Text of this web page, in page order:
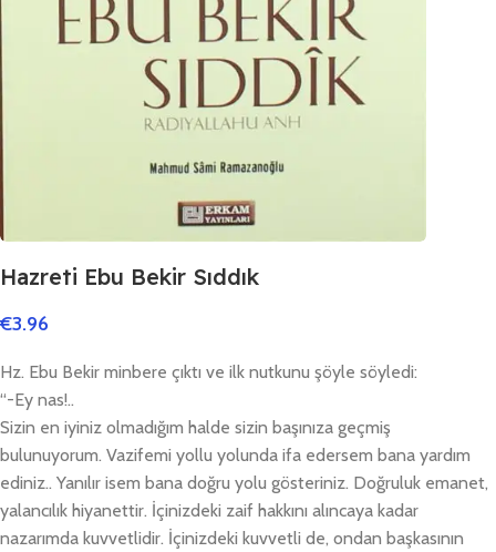
Hazreti Ebu Bekir Sıddık
€3.96
Hz. Ebu Bekir minbere çıktı ve ilk nutkunu şöyle söyledi:
“-Ey nas!..
Sizin en iyiniz olmadığım halde sizin başınıza geçmiş
bulunuyorum. Vazifemi yollu yolunda ifa edersem bana yardım
ediniz.. Yanılır isem bana doğru yolu gösteriniz. Doğruluk emanet,
yalancılık hiyanettir. İçinizdeki zaif hakkını alıncaya kadar
nazarımda kuvvetlidir. İçinizdeki kuvvetli de, ondan başkasının